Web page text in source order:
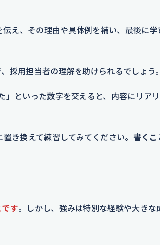
え、その理由や具体例を補い、最後に学
採用担当者の理解を助けられるでしょう。
といった数字を交えると、内容にリア
き換えて練習してみてください。 書くこ
です。しかし、強みは特別な経験や大きな